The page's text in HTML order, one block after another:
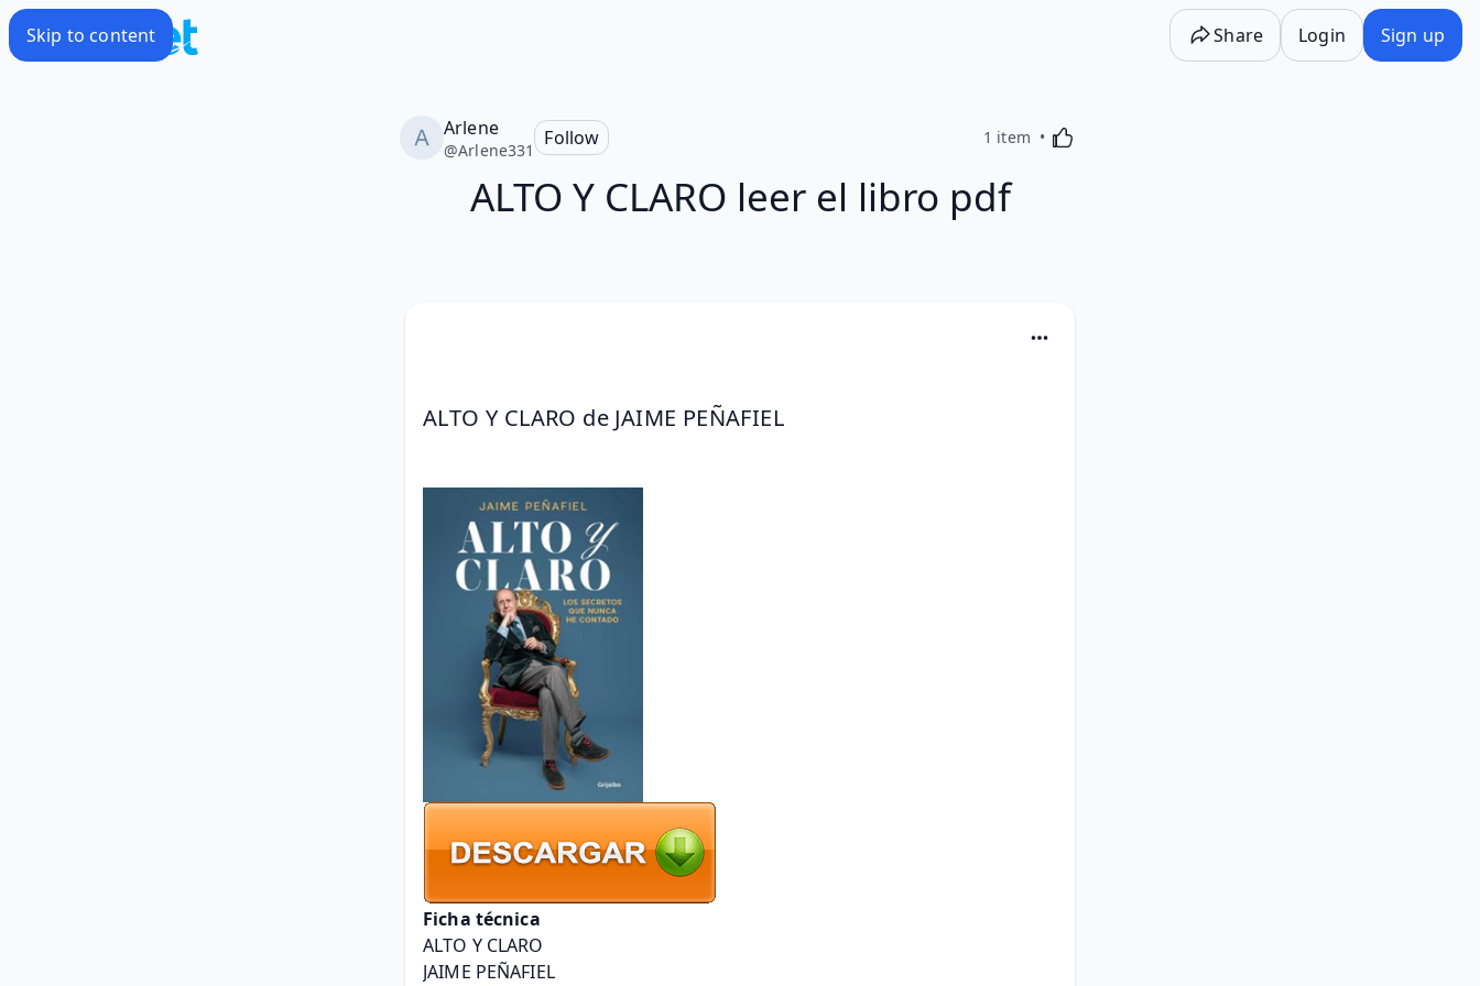
Skip to content Share Login Sign up
Arlene
@Arlene331
Follow 1 item Activating this element will cause content on the
ALTO Y CLARO leer el libro pdf
ALTO Y CLARO de JAIME PEÑAFIEL
Ficha técnica
ALTO Y CLARO
JAIME PEÑAFIEL